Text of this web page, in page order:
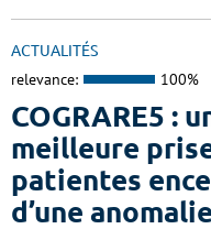
ACTUALITÉS
relevance: 100%
COGRARE5 :
meilleure
patientes
d’une anomalie